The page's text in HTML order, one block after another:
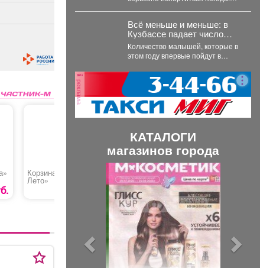
Корзина «Цветущее
Лето»
11900 руб.
Свадебный букет
прогноз погоды...
Всё меньше и меньше: в
Кузбассе падает число
первоклассников
Количество малышей, которые в
этом году впервые пойдут в
Кемеровской области....
реклама
КАТАЛОГИ
магазинов города